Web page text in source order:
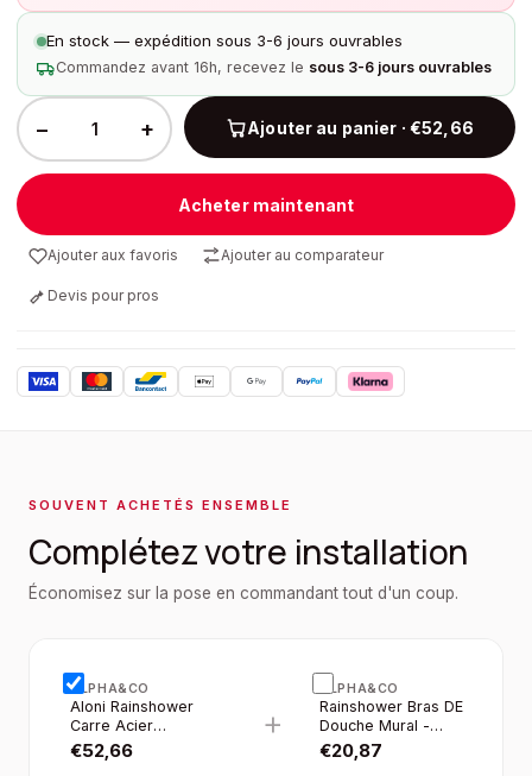
En stock — expédition sous 3-6 jours ouvrables
Commandez avant 16h, recevez le sous 3-6 jours ouvrables
− + Ajouter au panier · €52,66
Acheter maintenant
Ajouter aux favoris Ajouter au comparateur
Devis pour pros
SOUVENT ACHETÉS ENSEMBLE
Complétez votre installation
Économisez sur la pose en commandant tout d'un coup.
ALPHA&CO
Aloni Rainshower
Carre Acier
Inoxydable Noir Mat
30×30CM
€52,66
+
ALPHA&CO
Rainshower Bras DE
Douche Mural -
Universel - Courbé -
45 CM - Noir Mat
€20,87